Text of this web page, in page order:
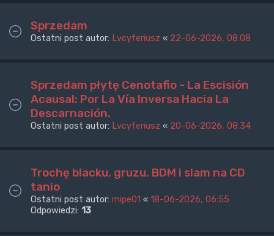
Sprzedam
Ostatni post autor: Lvcyferiusz « 22-06-2026, 08:08
Sprzedam płytę Cenotafio - La Escisión
Acausal: Por La Vía Inversa Hacia La
Descarnación.
Ostatni post autor: Lvcyferiusz « 20-06-2026, 08:34
Trochę blacku, gruzu, BDM i slam na CD
tanio
Ostatni post autor: mipe01 « 18-06-2026, 06:55
Odpowiedzi: 13